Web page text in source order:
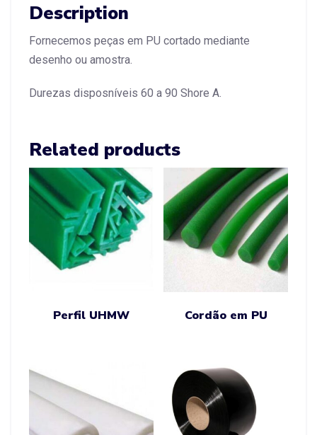
Description
Fornecemos peças em PU cortado mediante
desenho ou amostra.
Durezas disposníveis 60 a 90 Shore A.
Related products
Perfil UHMW Cordão em PU